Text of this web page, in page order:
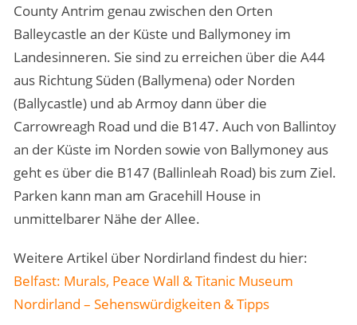
County Antrim genau zwischen den Orten
Balleycastle an der Küste und Ballymoney im
Landesinneren. Sie sind zu erreichen über die A44
aus Richtung Süden (Ballymena) oder Norden
(Ballycastle) und ab Armoy dann über die
Carrowreagh Road und die B147. Auch von Ballintoy
an der Küste im Norden sowie von Ballymoney aus
geht es über die B147 (Ballinleah Road) bis zum Ziel.
Parken kann man am Gracehill House in
unmittelbarer Nähe der Allee.
Weitere Artikel über Nordirland findest du hier:
Belfast: Murals, Peace Wall & Titanic Museum
Nordirland – Sehenswürdigkeiten & Tipps